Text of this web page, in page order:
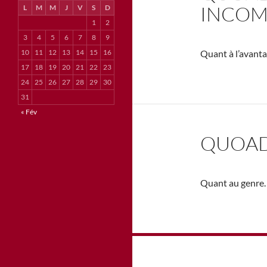
Quant à
Quant au genre.
L M M J V S
D
1
2
3
4 5 6 7 8
9
10
11 12 13 14 15
16
17
18 19 20 21 22 23
24 25 26 27 28 29
30
31
« Fév